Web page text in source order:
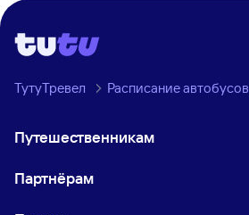
ТутуТревел Расписание автобусов
Путешественникам
Партнёрам